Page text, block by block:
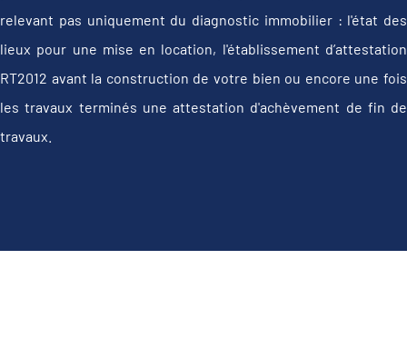
relevant pas uniquement du diagnostic immobilier : l'état des
lieux pour une mise en location, l'établissement d’attestation
RT2012 avant la construction de votre bien ou encore une fois
les travaux terminés une attestation d'achèvement de fin de
travaux.